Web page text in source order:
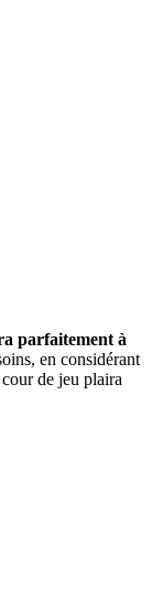
parfaitement à
en considérant
de jeu plaira